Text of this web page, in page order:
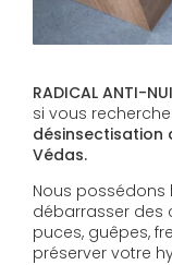
RADICAL ANTI-
si vous
désinsectisation
Védas.
Nous
débarrasser des
puces, guêpes,
préserver votre